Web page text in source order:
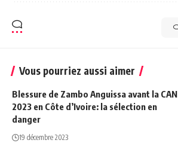
Vous pourriez aussi aimer
Blessure de Zambo Anguissa avant la CAN
2023 en Côte d’Ivoire: la sélection en
danger
19 décembre 2023